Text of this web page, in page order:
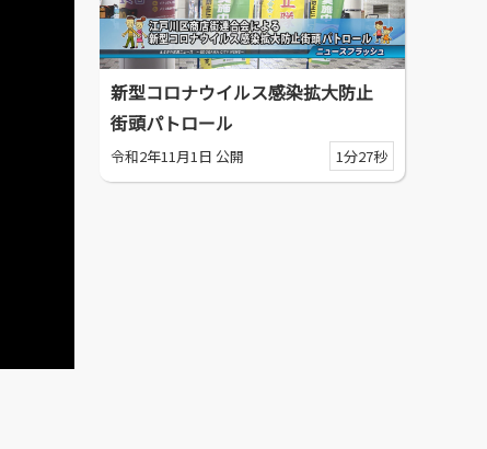
新型コロナウイルス感染拡大防止
街頭パトロール
令和2年11月1日 公開 1分27秒